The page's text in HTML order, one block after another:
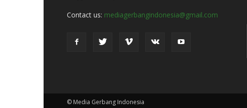
Contact us: mediagerbangindonesia@gmail.com
© Media Gerbang Indonesia